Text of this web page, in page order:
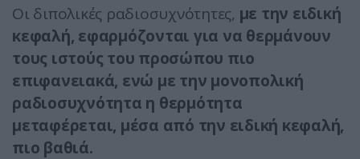
Οι διπολικές ραδιοσυχνότητες, με την ειδική
κεφαλή, εφαρμόζονται για να θερμάνουν
τους ιστούς του προσώπου πιο
επιφανειακά, ενώ με την μονοπολική
ραδιοσυχνότητα η θερμότητα
μεταφέρεται, μέσα από την ειδική κεφαλή,
πιο βαθιά.